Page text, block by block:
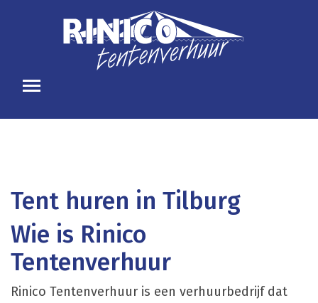
Tent huren in Tilburg
Wie is Rinico
Tentenverhuur
Rinico Tentenverhuur is een verhuurbedrijf dat